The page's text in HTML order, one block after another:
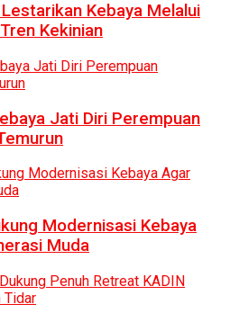
Kebaya Melalui
Kekinian
Jati Diri Perempuan
Modernisasi Kebaya
Muda